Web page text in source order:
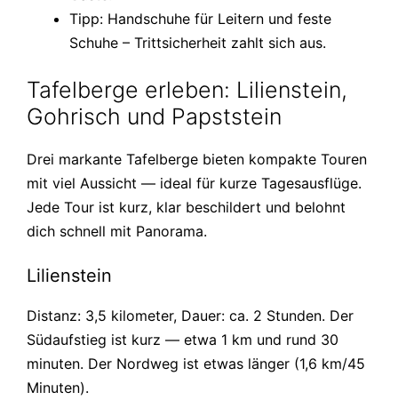
Tipp: Handschuhe für Leitern und feste
Schuhe – Trittsicherheit zahlt sich aus.
Tafelberge erleben: Lilienstein,
Gohrisch und Papststein
Drei markante Tafelberge bieten kompakte Touren
mit viel Aussicht — ideal für kurze Tagesausflüge.
Jede Tour ist kurz, klar beschildert und belohnt
dich schnell mit Panorama.
Lilienstein
Distanz: 3,5 kilometer, Dauer: ca. 2 Stunden. Der
Südaufstieg ist kurz — etwa 1 km und rund 30
minuten. Der Nordweg ist etwas länger (1,6 km/45
Minuten).